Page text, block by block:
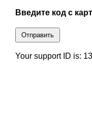
Введите код с
Отправить
Your support ID is: